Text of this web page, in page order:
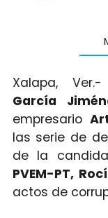
Xalapa,
García
empresario
las serie de
de la
PVEM-PT,
actos de